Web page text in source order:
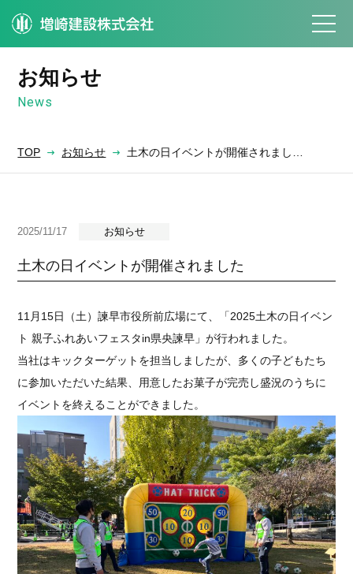
お知らせ
News
TOP お知らせ 土木の日イベントが開催されまし…
2025/11/17 お知らせ
土木の日イベントが開催されました
11月15日（土）諫早市役所前広場にて、「2025土木の日イベン
ト 親子ふれあいフェスタin県央諫早」が行われました。
当社はキックターゲットを担当しましたが、多くの子どもたち
に参加いただいた結果、用意したお菓子が完売し盛況のうちに
イベントを終えることができました。